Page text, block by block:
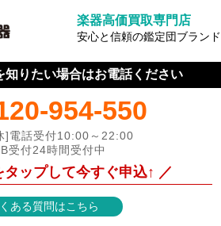
楽器高価買取専門店
安心と信頼の鑑定団ブランド
知りたい場合はお電話ください
954-550
]電話受付10:00～22:00
受付24時間受付中
タップして今すぐ申込↑ ／
ある質問はこちら